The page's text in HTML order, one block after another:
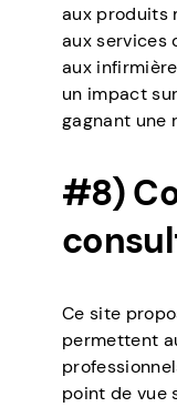
aux produits
aux services
aux
un impact
gagnant une
#8)
Ce site
permettent
point de vue